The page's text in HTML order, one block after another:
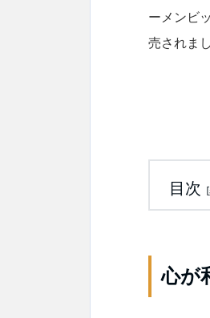
ーメンビ
売されまし
目次 [
心が